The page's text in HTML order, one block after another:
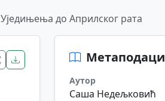
до Априлског рата
Метаподаци
Аутор
Саша Недељковић